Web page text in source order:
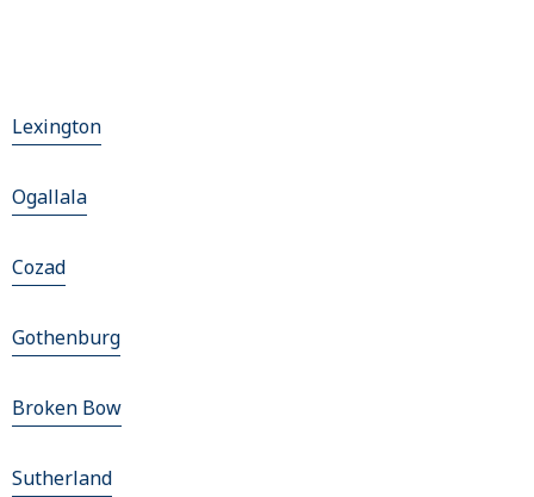
Lexington
Ogallala
Cozad
Gothenburg
Broken Bow
Sutherland